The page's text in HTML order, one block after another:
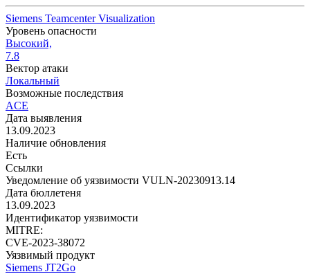
Siemens Teamcenter Visualization
Уровень опасности
Высокий,
7.8
Вектор атаки
Локальный
Возможные последствия
ACE
Дата выявления
13.09.2023
Наличие обновления
Есть
Ссылки
Уведомление об уязвимости VULN-20230913.14
Дата бюллетеня
13.09.2023
Идентификатор уязвимости
MITRE:
CVE-2023-38072
Уязвимый продукт
Siemens JT2Go